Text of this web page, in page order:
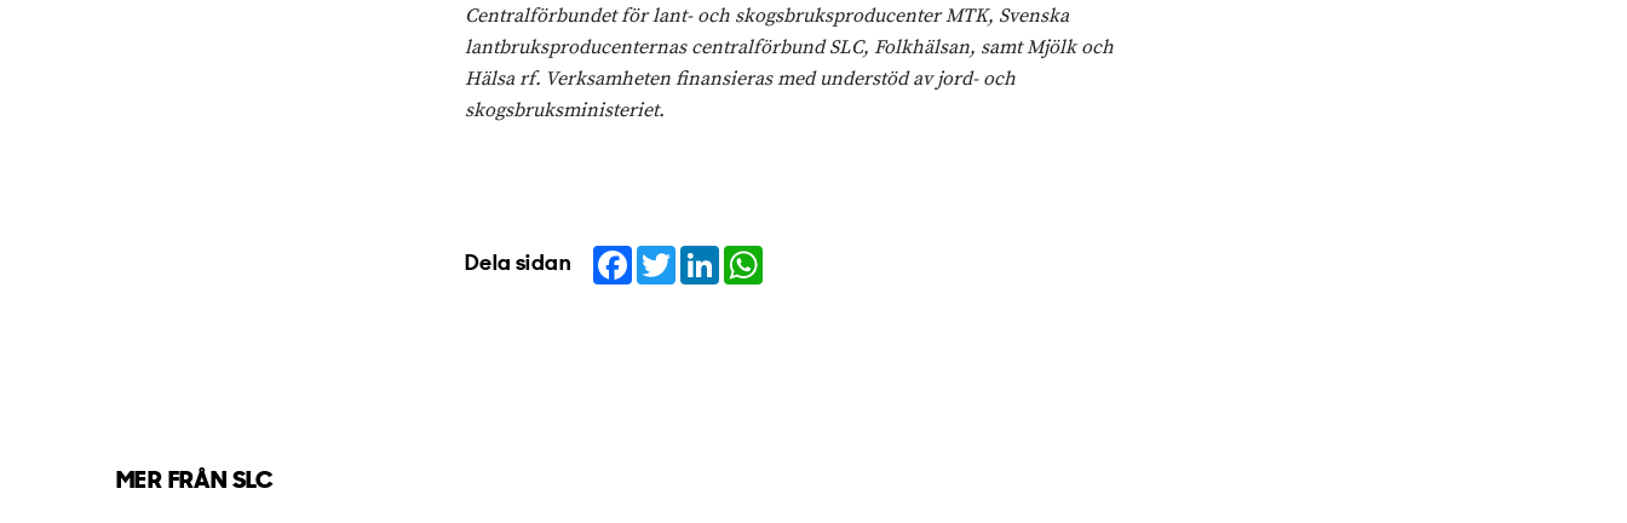
Centralförbundet för lant- och skogsbruksproducenter MTK, Svenska
lantbruksproducenternas centralförbund SLC, Folkhälsan, samt Mjölk och
Hälsa rf. Verksamheten finansieras med understöd av jord- och
skogsbruksministeriet.
Dela sidan Facebook
TwitterLinkedIn
MER FRÅN SLC